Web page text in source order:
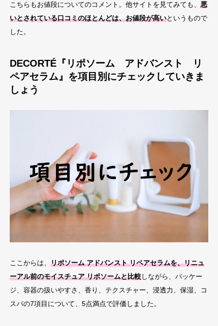
こちらもお値段についてのコメント。他サイトを見てみても、 悪
いとされている口コミのほとんどは、お値段が高いというもので
した。
DECORTÉ『リポソーム アドバンスト リ
ペアセラム』を項目別にチェックしていきま
しょう
ここからは、 リポソーム アドバンスト リペアセラムを、リニュ
ーアル前のモイスチュア リポソームと比較しながら、パッケー
ジ、容器の扱いやすさ、香り、テクスチャー、浸透力、保湿、コ
スパの7項目について、5点満点で評価しました。